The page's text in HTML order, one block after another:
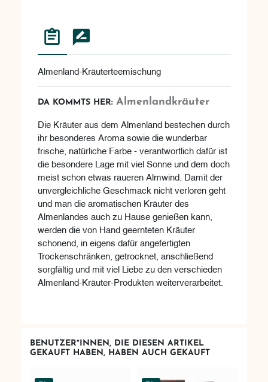
Almenland-Kräuterteemischung
DA KOMMTS HER: Almenlandkräuter
Die Kräuter aus dem Almenland bestechen durch
ihr besonderes Aroma sowie die wunderbar
frische, natürliche Farbe - verantwortlich dafür ist
die besondere Lage mit viel Sonne und dem doch
meist schon etwas raueren Almwind. Damit der
unvergleichliche Geschmack nicht verloren geht
und man die aromatischen Kräuter des
Almenlandes auch zu Hause genießen kann,
werden die von Hand geernteten Kräuter
schonend, in eigens dafür angefertigten
Trockenschränken, getrocknet, anschließend
sorgfältig und mit viel Liebe zu den verschieden
Almenland-Kräuter-Produkten weiterverarbeitet.
BENUTZER*INNEN, DIE DIESEN ARTIKEL
GEKAUFT HABEN, HABEN AUCH GEKAUFT